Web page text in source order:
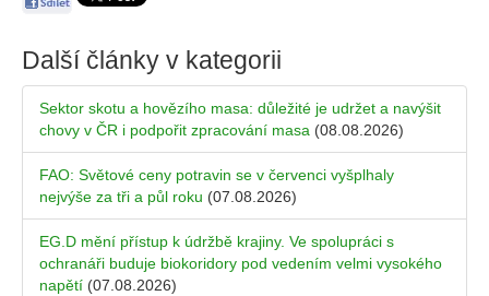
Další články v kategorii
Sektor skotu a hovězího masa: důležité je udržet a navýšit
chovy v ČR i podpořit zpracování masa (08.08.2026)
FAO: Světové ceny potravin se v červenci vyšplhaly
nejvýše za tři a půl roku (07.08.2026)
EG.D mění přístup k údržbě krajiny. Ve spolupráci s
ochranáři buduje biokoridory pod vedením velmi vysokého
napětí (07.08.2026)